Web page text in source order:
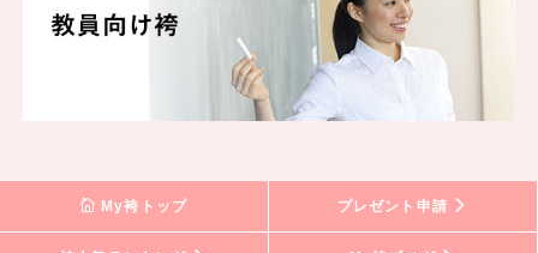
My袴トップ プレゼント申請